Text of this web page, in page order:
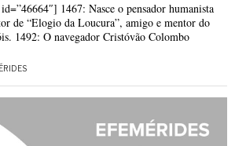
1467: Nasce o pensador humanista
de “Elogio da Loucura”, amigo e mentor do
1492: O navegador Cristóvão Colombo